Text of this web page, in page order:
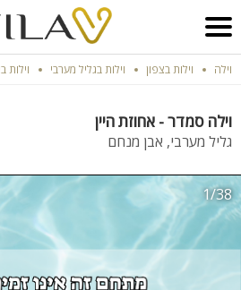
וילה וילות בצפון וילות בגליל מערבי וילות
וילה סמדר - אחוזת היין
גליל מערבי, אבן מנחם
1/38